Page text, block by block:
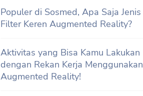
Populer di Sosmed, Apa Saja Jenis
Filter Keren Augmented Reality?
Aktivitas yang Bisa Kamu Lakukan
dengan Rekan Kerja Menggunakan
Augmented Reality!